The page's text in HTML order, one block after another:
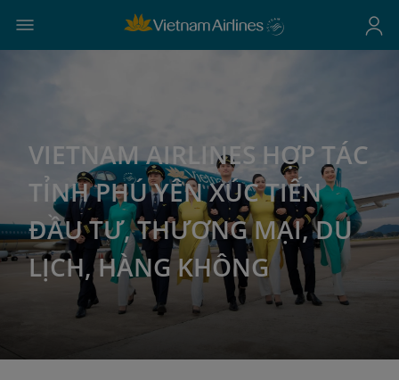
VIETNAM AIRLINES HỢP TÁC
TỈNH PHÚ YÊN XÚC TIẾN
ĐẦU TƯ, THƯƠNG MẠI, DU
LỊCH, HÀNG KHÔNG